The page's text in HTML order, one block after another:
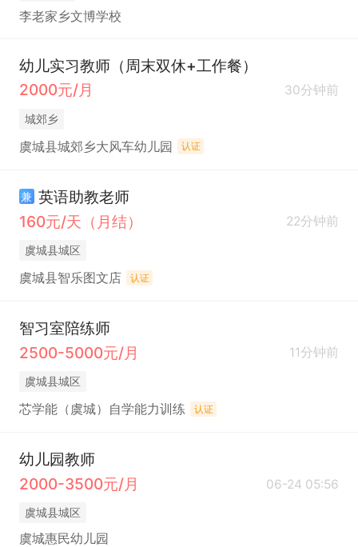
李老家乡文博学校
幼儿实习教师（周末双休+工作餐）
2000元/月
30分钟前
城郊乡
虞城县城郊乡大风车幼儿园 认证
兼 英语助教老师
160元/天（月结）
22分钟前
虞城县城区
虞城县智乐图文店 认证
智习室陪练师
2500-5000元/月
11分钟前
虞城县城区
芯学能（虞城）自学能力训练 认证
幼儿园教师
2000-3500元/月
06-24 05:56
虞城县城区
虞城惠民幼儿园